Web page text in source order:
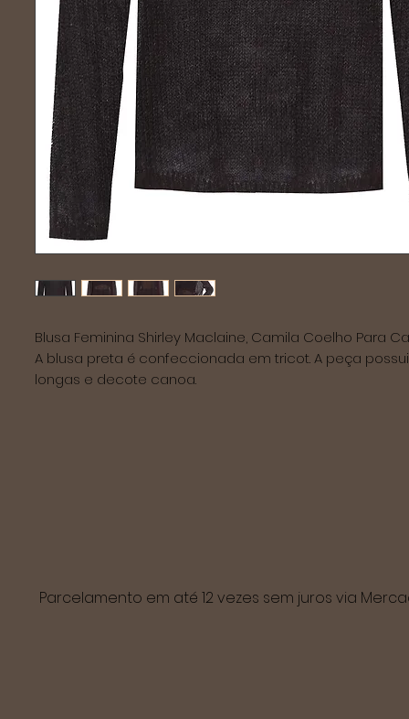
Blusa Feminina Shirley Maclaine, Camila Coelho Para
A blusa preta é confeccionada em tricot. A peça
longas e decote canoa.
Parcelamento em até 12 vezes sem juros via